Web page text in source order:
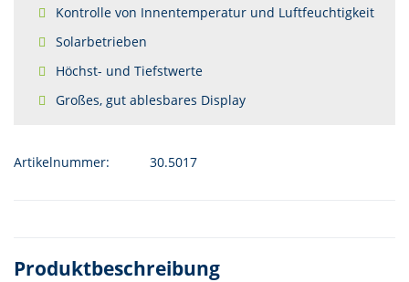
Kontrolle von Innentemperatur und Luftfeuchtigkeit
Solarbetrieben
Höchst- und Tiefstwerte
Großes, gut ablesbares Display
Artikelnummer: 30.5017
Produktbeschreibung